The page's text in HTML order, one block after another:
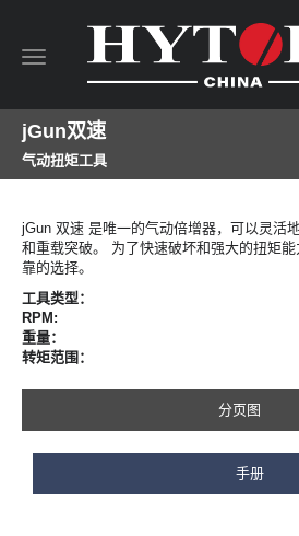
Toggle
jGun双速
气动扭矩工具
jGun 双速 是唯一的气动倍增器，可以灵活
和重载突破。 为了快速破坏和强大的扭矩
靠的选择。
工具类型：
RPM:
重量：
转矩范围：
分页图
手册